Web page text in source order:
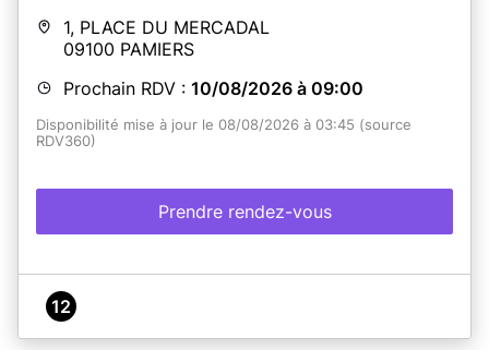
1, PLACE DU MERCADAL
09100 PAMIERS
Prochain RDV : 10/08/2026 à 09:00
Disponibilité mise à jour le 08/08/2026 à 03:45 (source
RDV360)
Prendre rendez-vous
12